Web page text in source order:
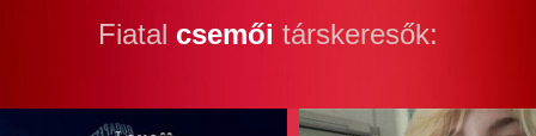
Fiatal csemői társkeresők: